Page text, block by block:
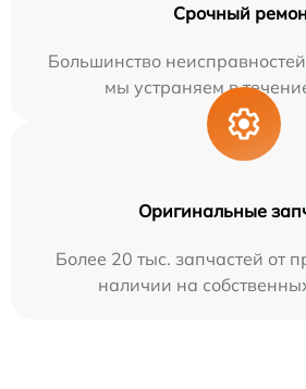
Срочный
Большинство
мы устраняем в
Оригинальные
Более 20 тыс. запчастей от
наличии на